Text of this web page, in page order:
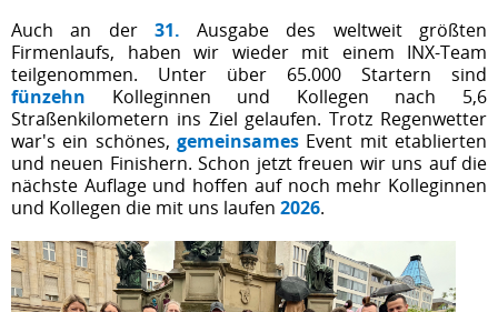
Auch an der 31.
Ausgabe des weltweit größten
Firmenlaufs, haben wir wieder mit einem INX-Team
teilgenommen. Unter über 65.000 Startern sind
fünzehn
Kolleginnen und Kollegen nach 5,6
Straßenkilometern ins Ziel gelaufen. Trotz Regenwetter
war's ein schönes, gemeinsames Event mit etablierten
und neuen Finishern. Schon jetzt freuen wir uns auf die
nächste Auflage und hoffen auf noch mehr Kolleginnen
und Kollegen die mit uns laufen 2026.